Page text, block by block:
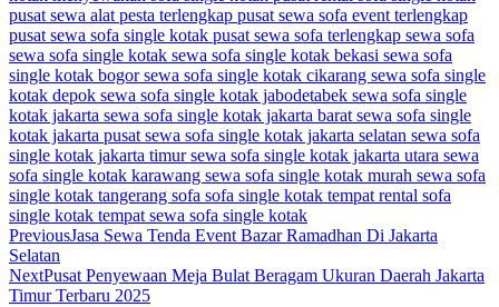
pusat sewa alat pesta terlengkap pusat sewa sofa event terlengkap
pusat sewa sofa single kotak pusat sewa sofa terlengkap sewa sofa
sewa sofa single kotak sewa sofa single kotak bekasi sewa sofa
single kotak bogorsewa sofa single kotak cikarang sewa sofa single
kotak depok sewa sofa single kotak jabodetabek sewa sofa single
kotak jakarta sewa sofa single kotak jakarta barat sewa sofa single
kotak jakarta pusat sewa sofa single kotak jakarta selatan sewa sofa
single kotak jakarta timursewa sofa single kotak jakarta utara sewa
sofa single kotak karawang sewa sofa single kotak murah sewa sofa
single kotak tangerang sofa sofa single kotak tempat rental sofa
single kotak tempat sewa sofa single kotak
PreviousJasa Sewa Tenda Event Bazar Ramadhan Di Jakarta
Selatan
NextPusat Penyewaan Meja Bulat Beragam Ukuran Daerah Jakarta
Timur Terbaru 2025